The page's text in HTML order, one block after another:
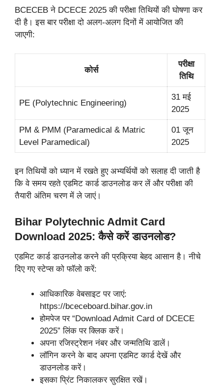
BCECEB ने DCECE 2025 की परीक्षा तिथियों की घोषणा कर
दी है। इस बार परीक्षा दो अलग-अलग दिनों में आयोजित की
जाएगी:
कोर्स
परीक्षा
तिथि
PE (Polytechnic Engineering)
31 मई
2025
PM & PMM (Paramedical & Matric
Level Paramedical)
01 जून
2025
इन तिथियों को ध्यान में रखते हुए अभ्यर्थियों को सलाह दी जाती है
कि वे समय रहते एडमिट कार्ड डाउनलोड कर लें और परीक्षा की
तैयारी अंतिम चरण में ले जाएं।
Bihar Polytechnic Admit Card
Download 2025: कैसे करें डाउनलोड?
एडमिट कार्ड डाउनलोड करने की प्रक्रिया बेहद आसान है। नीचे
दिए गए स्टेप्स को फॉलो करें:
आधिकारिक वेबसाइट पर जाएं:
https://bceceboard.bihar.gov.in
होमपेज पर “Download Admit Card of DCECE
2025” लिंक पर क्लिक करें।
अपना रजिस्ट्रेशन नंबर और जन्मतिथि डालें।
लॉगिन करने के बाद अपना एडमिट कार्ड देखें और
डाउनलोड करें।
इसका प्रिंट निकालकर सुरक्षित रखें।